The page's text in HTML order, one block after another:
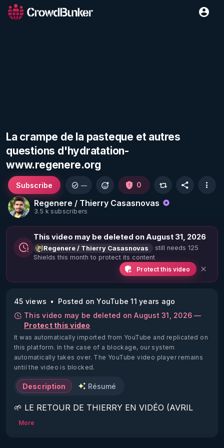
La crampe de la pasteque et autres
questions d'hydratation-
www.regenere.org
Regenere / Thierry Casasnovas
3.5 k subscribers
Subscribe — 0
This video may be deleted on August 31, 2026
Regenere / Thierry Casasnovas
still needs 125
Shields this month to protect its content
Protect this video
45 views
Posted on YouTube 11 years ago
This video may be deleted on August 31, 2026 —
Protect this video
It was automatically imported from YouTube and replicated on
this platform. In the case of a blockage, our system
automatically takes over. The YouTube video player remains
until the video is blocked.
Description Résumé
🌱 LE RETOUR DE THIERRY EN VIDÉO (AVRIL
2022)!
More